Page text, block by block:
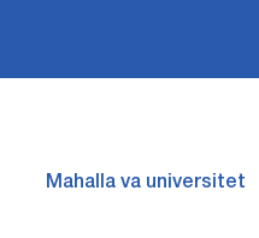
Mahalla va universitet